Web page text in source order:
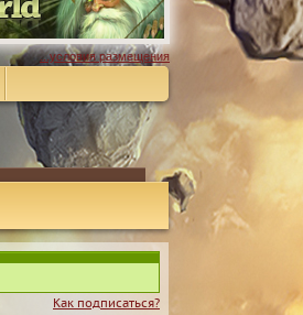
...условия размещения
Как подписаться?